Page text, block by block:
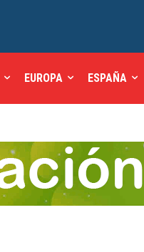
EUROPA ESPAÑA